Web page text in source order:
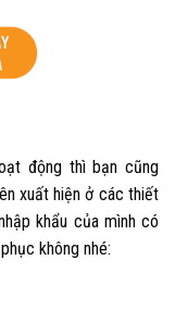
động thì bạn cũng
xuất hiện ở các thiết
khẩu của mình có
không nhé: